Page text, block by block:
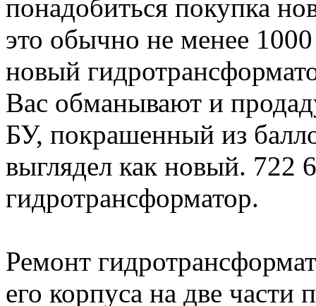
понадобиться покупка
это обычно не менее
новый
Вас обманывают и
БУ, покрашенный из
выглядел как новый. 722
гидротрансформатор.
Ремонт
его корпуса на две части